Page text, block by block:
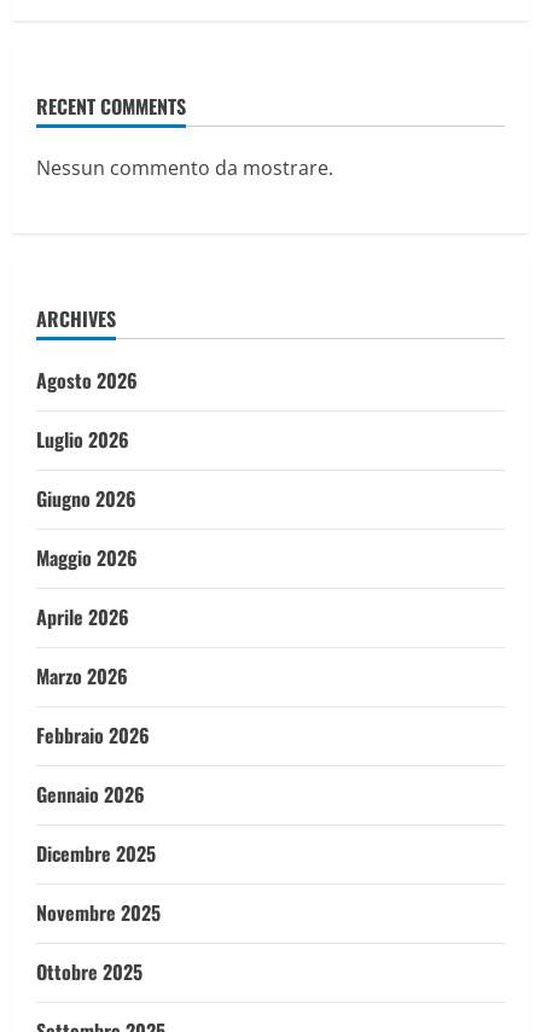
RECENT COMMENTS
Nessun commento da mostrare.
ARCHIVES
Agosto 2026
Luglio 2026
Giugno 2026
Maggio 2026
Aprile 2026
Marzo 2026
Febbraio 2026
Gennaio 2026
Dicembre 2025
Novembre 2025
Ottobre 2025